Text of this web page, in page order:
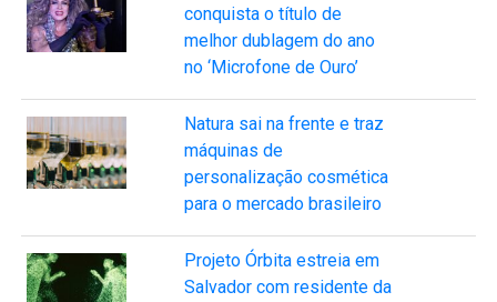
conquista o título de
melhor dublagem do ano
no ‘Microfone de Ouro’
Natura sai na frente e traz
máquinas de
personalização cosmética
para o mercado brasileiro
Projeto Órbita estreia em
Salvador com residente da